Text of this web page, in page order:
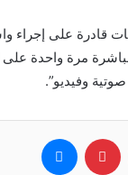
قادرة على إجراء
مرة واحدة
وفيديو”.
تويتر بينتيريست